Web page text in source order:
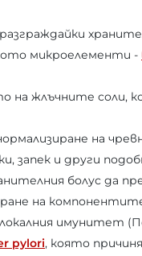
микроелементи -
на жлъчните соли,
на
запек и други
болус да
на
имунитет
pylori, която